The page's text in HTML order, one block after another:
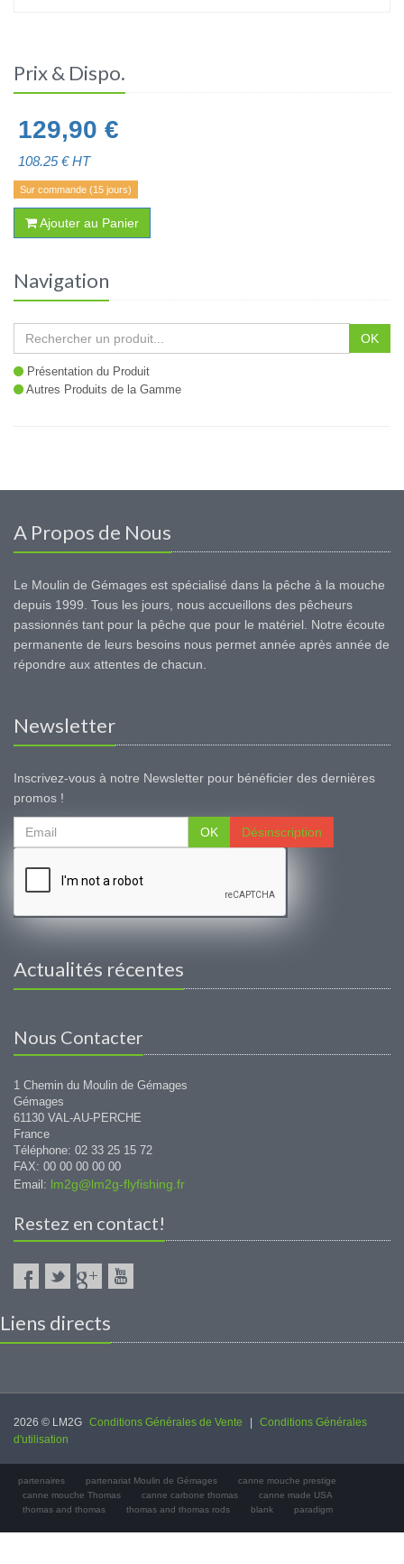
Prix & Dispo.
129,90 €
108.25€ HT
Sur commande (15 jours)
Ajouter au Panier
Navigation
OK
Présentation du Produit
Autres Produits de la Gamme
A Propos de Nous
Le Moulin de Gémages est spécialisé dans la pêche à la mouche
depuis 1999. Tous les jours, nous accueillons des pêcheurs
passionnés tant pour la pêche que pour le matériel. Notre écoute
permanente de leurs besoins nous permet année après année de
répondre aux attentes de chacun.
Newsletter
Inscrivez-vous à notre Newsletter pour bénéficier des dernières
promos !
OK Désinscription
Actualités récentes
Nous Contacter
1 Chemin du Moulin de Gémages
Gémages
61130 VAL-AU-PERCHE
France
Téléphone: 02 33 25 15 72
FAX: 00 00 00 00 00
Email: lm2g@lm2g-flyfishing.fr
Restez en contact!
Liens directs
2026 © LM2G Conditions Générales de Vente
Conditions Générales
d'utilisation
partenaires partenariat Moulin de Gémages
canne mouche prestige
canne mouche Thomas
canne carbone thomas
canne made USA
thomas and thomas
thomas and thomas rods blank paradigm